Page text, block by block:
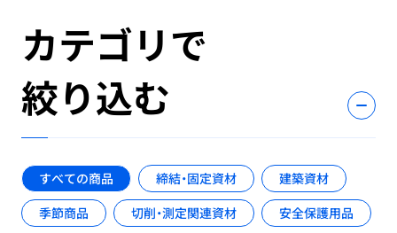
カテゴリで
絞り込む
すべての商品 締結・固定資材
建築資材
季節商品
切削・測定関連資材
安全保護用品